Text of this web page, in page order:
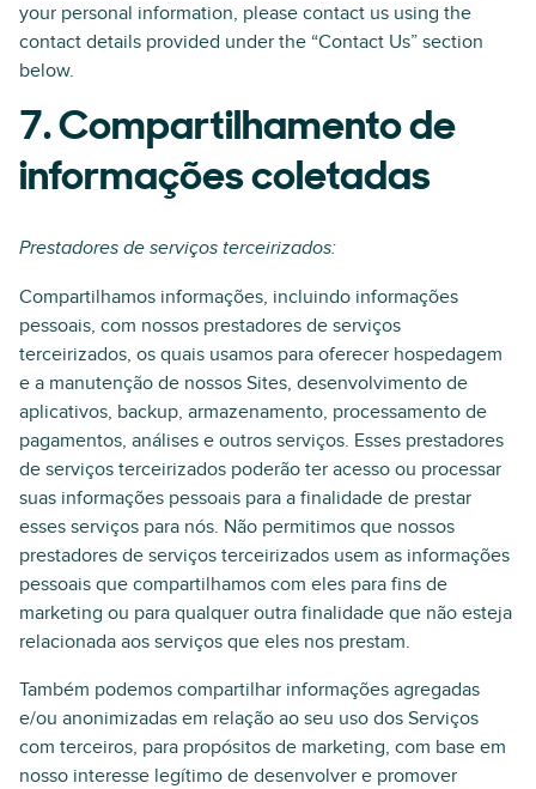
your personal information, please contact us using the
contact details provided under the “Contact Us” section
below.
7. Compartilhamento de
informações coletadas
Prestadores de serviços terceirizados:
Compartilhamos informações, incluindo informações
pessoais, com nossos prestadores de serviços
terceirizados, os quais usamos para oferecer hospedagem
e a manutenção de nossos Sites, desenvolvimento de
aplicativos, backup, armazenamento, processamento de
pagamentos, análises e outros serviços. Esses prestadores
de serviços terceirizados poderão ter acesso ou processar
suas informações pessoais para a finalidade de prestar
esses serviços para nós. Não permitimos que nossos
prestadores de serviços terceirizados usem as informações
pessoais que compartilhamos com eles para fins de
marketing ou para qualquer outra finalidade que não esteja
relacionada aos serviços que eles nos prestam.
Também podemos compartilhar informações agregadas
e/ou anonimizadas em relação ao seu uso dos Serviços
com terceiros, para propósitos de marketing, com base em
nosso interesse legítimo de desenvolver e promover